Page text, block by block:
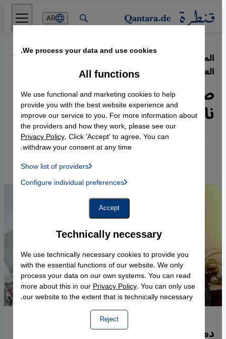
Direkt zum Inhalt springen
AR
المفكر الكوسموبوليتي صادق جلال
العظم
·
12.10.2015
صادق جلال العظم – فيلسوف
ناقد و ناشط سياسي
English عربي
دمشقي، لكن هذا الكوسموبوليتي لا يحن إلى
We process your data and use cookies.
Technically necessary
We use technically necessary cookies to provide you
with the essential functions of our website. We only
process your data on our own systems. You can read
more about this in ourPrivacy Policy. You can only use
our website to the extent that is technically necessary.
Reject
All functions
We use functional and marketing cookies to help
provide you with the best website experience and
improve our service to you. For more information about
the providers and how they work, please see our
Privacy Policy. Click 'Accept' to agree. You can
withdraw your consent at any time.
Show list of providers
Instagram Embed, Twitter Embed, Youtube Embed
Facebook Embed / Facebook Connect
Google Maps Embed
Configure individual preferences
Accept